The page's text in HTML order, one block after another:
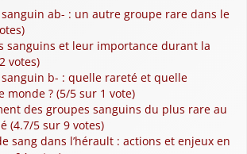
ab- : un autre groupe rare dans le
sanguins et leur importance durant la
votes)
b- : quelle rareté et quelle
? (5/5 sur 1 vote)
des groupes sanguins du plus rare au
(4.7/5 sur 9 votes)
sang dans l’hérault : actions et enjeux en